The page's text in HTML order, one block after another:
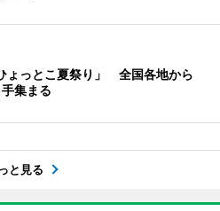
ょっとこ夏祭り」 全国各地から
集まる
と見る